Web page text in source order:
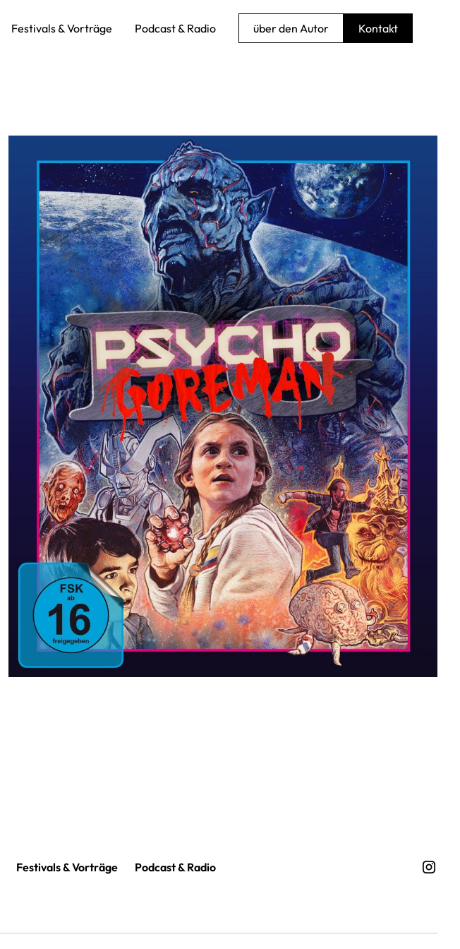
Festivals & Vorträge Podcast & Radio über den Autor Kontakt
Festivals & Vorträge Podcast & Radio